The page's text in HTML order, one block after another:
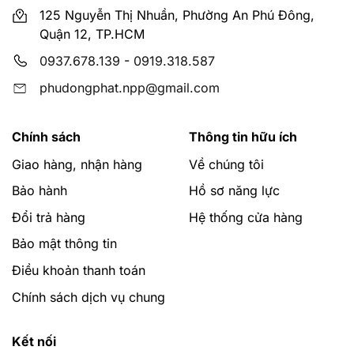
125 Nguyễn Thị Nhuần, Phường An Phú Đông,
Quận 12, TP.HCM
0937.678.139 - 0919.318.587
phudongphat.npp@gmail.com
Chính sách
Giao hàng, nhận hàng
Bảo hành
Đổi trả hàng
Bảo mật thông tin
Điều khoản thanh toán
Chính sách dịch vụ chung
Thông tin hữu ích
Về chúng tôi
Hồ sơ năng lực
Hệ thống cửa hàng
Kết nối